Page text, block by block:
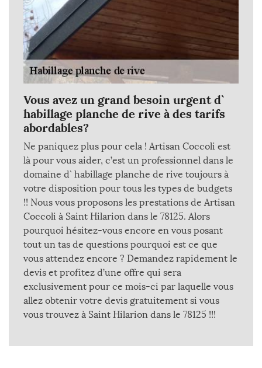
Vous avez un grand besoin urgent d`
habillage planche de rive à des tarifs
abordables?
Ne paniquez plus pour cela ! Artisan Coccoli est
là pour vous aider, c’est un professionnel dans le
domaine d` habillage planche de rive toujours à
votre disposition pour tous les types de budgets
!! Nous vous proposons les prestations de Artisan
Coccoli à Saint Hilarion dans le 78125. Alors
pourquoi hésitez-vous encore en vous posant
tout un tas de questions pourquoi est ce que
vous attendez encore ? Demandez rapidement le
devis et profitez d’une offre qui sera
exclusivement pour ce mois-ci par laquelle vous
allez obtenir votre devis gratuitement si vous
vous trouvez à Saint Hilarion dans le 78125 !!!